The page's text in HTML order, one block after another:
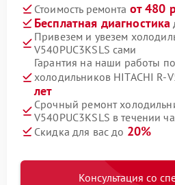
Стоимость ремонта от 480
Бесплатная диагностика
Привезем и увезем
V540PUC3KSLS сами
Гарантия на наши работы
холодильников HITACHI R-
лет
Срочный ремонт
V540PUC3KSLS в течении
Скидка для вас до 20%
Консультация со